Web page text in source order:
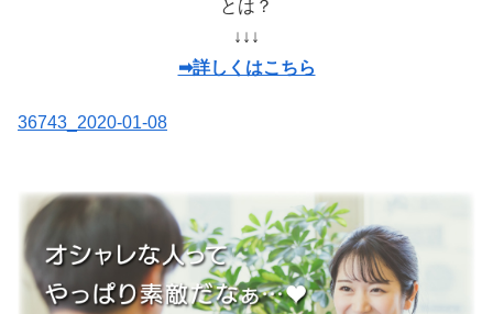
とは？
↓↓↓
➡詳しくはこちら
36743_2020-01-08